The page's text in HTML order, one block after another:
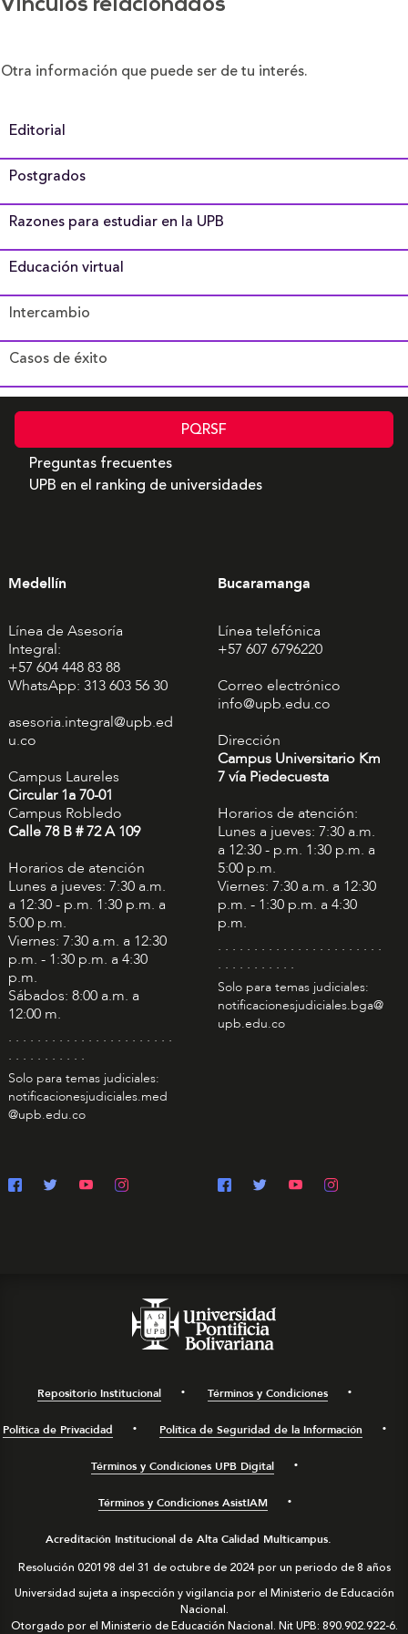
Vínculos relacionados
Otra información que puede ser de tu interés.
Editorial
Postgrados
Razones para estudiar en la UPB
Educación virtual
Intercambio
Casos de éxito
PQRSF
Preguntas frecuentes
UPB en el ranking de universidades
Medellín
Línea de Asesoría
Integral:
+57 604 448 83 88
WhatsApp: 313 603 56 30
asesoria.integral@upb.ed
u.co
Campus Laureles
Circular 1a 70-01
Campus Robledo
Calle 78 B # 72 A 109
Horarios de atención
Lunes a jueves: 7:30 a.m.
a 12:30 - p.m. 1:30 p.m. a
5:00 p.m.
Viernes: 7:30 a.m. a 12:30
p.m. - 1:30 p.m. a 4:30
p.m.
Sábados: 8:00 a.m. a
12:00 m.
. . . . . . . . . . . . . . . . . . . . . . .
. . . . . . . . . . .
Solo para temas judiciales:
notificacionesjudiciales.med
@upb.edu.co
Bucaramanga
Línea telefónica
+57 607 6796220
Correo electrónico
info@upb.edu.co
Dirección
Campus Universitario Km
7 vía Piedecuesta
Horarios de atención:
Lunes a jueves: 7:30 a.m.
a 12:30 - p.m. 1:30 p.m. a
5:00 p.m.
Viernes: 7:30 a.m. a 12:30
p.m. - 1:30 p.m. a 4:30
p.m.
. . . . . . . . . . . . . . . . . . . . . . .
. . . . . . . . . . .
Solo para temas judiciales:
notificacionesjudiciales.bga@
upb.edu.co
Repositorio Institucional Términos y Condiciones
Política de Privacidad Política de Seguridad de la Información
Términos y Condiciones UPB Digital
Términos y Condiciones AsistIAM
Acreditación Institucional de Alta Calidad Multicampus.
Resolución 020198 del 31 de octubre de 2024 por un periodo de 8 años
Universidad sujeta a inspección y vigilancia por el Ministerio de Educación
Nacional.
Otorgado por el Ministerio de Educación Nacional. Nit UPB: 890.902.922-6.